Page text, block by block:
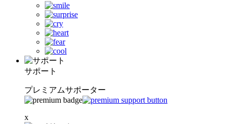
サポート
プレミアムサポーター
x